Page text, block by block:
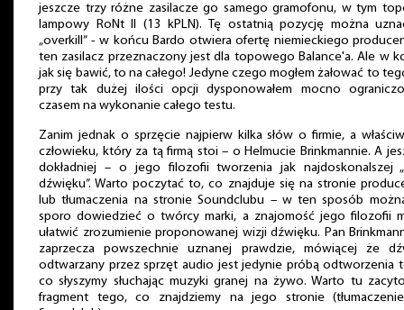
jeszcze trzy różne zasilacze go samego gramofonu, w tym
lampowy RoNt II (13 kPLN). Tę ostatnią pozycję można
„overkill” - w końcu Bardo otwiera ofertę niemieckiego
ten zasilacz przeznaczony jest dla topowego Balance'a. Ale w
jak się bawić, to na całego! Jedyne czego mogłem żałować to
przy tak dużej ilości opcji dysponowałem mocno
czasem na wykonanie całego testu.
Zanim jednak o sprzęcie najpierw kilka słów o firmie, a
człowieku, który za tą firmą stoi – o Helmucie Brinkmannie. A
dokładniej – o jego filozofii tworzenia jak najdoskonalszej
dźwięku”. Warto poczytać to, co znajduje się na stronie
lub tłumaczenia na stronie Soundclubu – w ten sposób
sporo dowiedzieć o twórcy marki, a znajomość jego filozofii
ułatwić zrozumienie proponowanej wizji dźwięku. Pan
zaprzecza powszechnie uznanej prawdzie, mówiącej że
odtwarzany przez sprzęt audio jest jedynie próbą odtworzenia
co słyszymy słuchając muzyki granej na żywo. Warto tu
fragment tego, co znajdziemy na jego stronie